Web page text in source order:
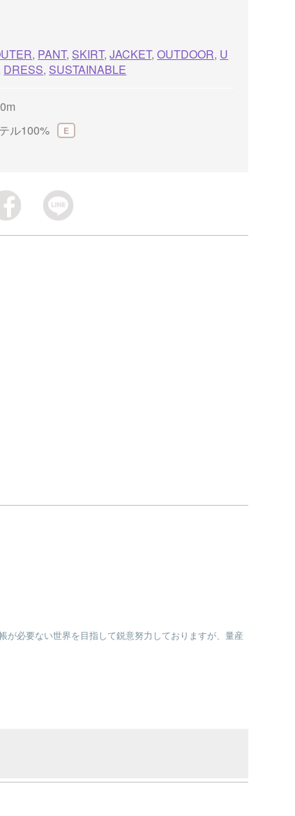
, PANT, SKIRT,JACKET,OUTDOOR, U
DRESS, SUSTAINABLE
ル100% E
必要ない世界を目指して鋭意努力しておりますが、量産